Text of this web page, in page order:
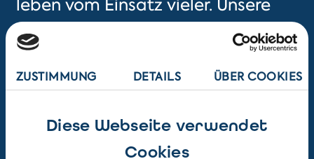
ZUSTIMMUNG DETAILS ÜBER COOKIES
Diese Webseite verwendet
Cookies
Statistik zeigt, was unsere
Mitgliedsorganisationen jedes
Jahr gemeinsam bewegen - über
Zur vollständigen statistischen